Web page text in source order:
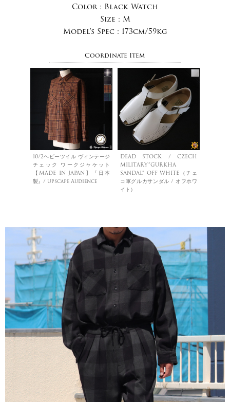
Color : Black Watch
Size : M
Model's Spec : 173cm/59kg
Coordinate Item
10/2ヘビーツイル ヴィンテージ
チェック ワークジャケット
【MADE IN JAPAN】『日本
製』/ Upscape Audience
DEAD STOCK / CZECH
MILITARY”GURKHA
SANDAL” OFF WHITE（チェ
コ軍グルカサンダル / オフホワ
イト）